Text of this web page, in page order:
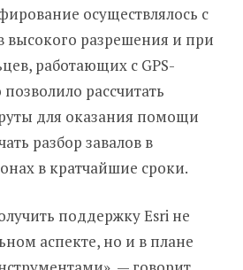
осуществлялось с
разрешения и при
работающих с GPS-
рассчитать
для оказания помощи
разбор завалов в
в кратчайшие сроки.
поддержку Esri не
аспекте, но и в плане